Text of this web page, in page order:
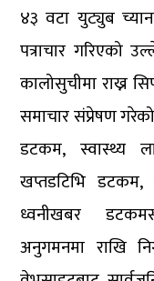
४३ वटा युट्युब
पत्राचार गरिएको
कालोसुचीमा राख्न
समाचार संप्रेषण
डटकम, स्वास्थ्य
खप्तडटिभि डटकम,
ध्वनीखबर
अनुगमनमा राखि